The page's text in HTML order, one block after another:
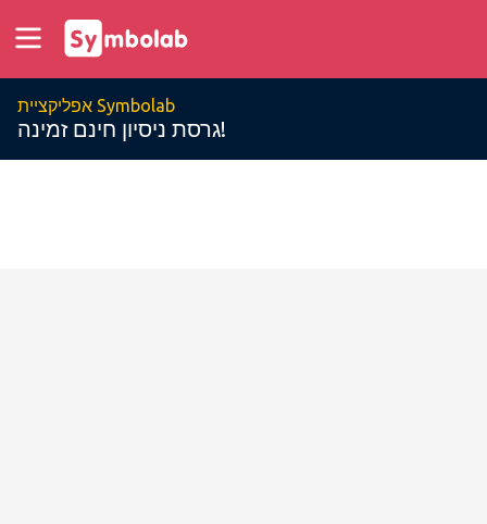
אפליקציית Symbolab
גרסת ניסיון חינם זמינה!